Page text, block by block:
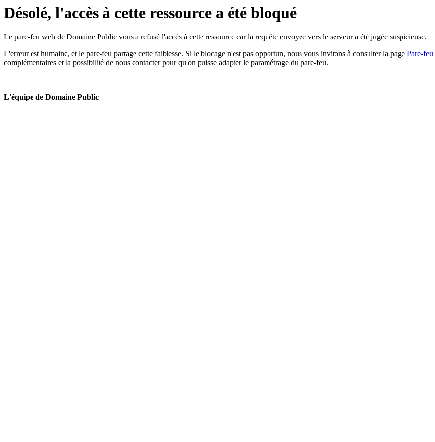
Désolé, l'accès à cette ressource a été bloqué
Le pare-feu web de Domaine Public vous a refusé l'accès à cette ressource car la requête envoyée vers le serveur a été jugée suspicieuse.
L'erreur est humaine, et le pare-feu partage cette faiblesse. Si le blocage n'est pas opportun, nous vous invitons à consulter la page Pare-
complémentaires et la possibilité de nous contacter pour qu'on puisse adapter le paramétrage du pare-feu.
L'équipe de Domaine Public